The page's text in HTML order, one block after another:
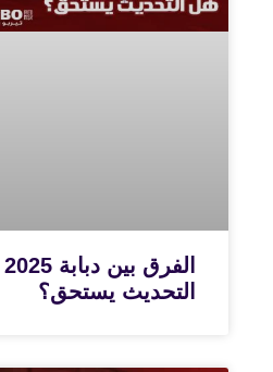
التحديث يستحق؟